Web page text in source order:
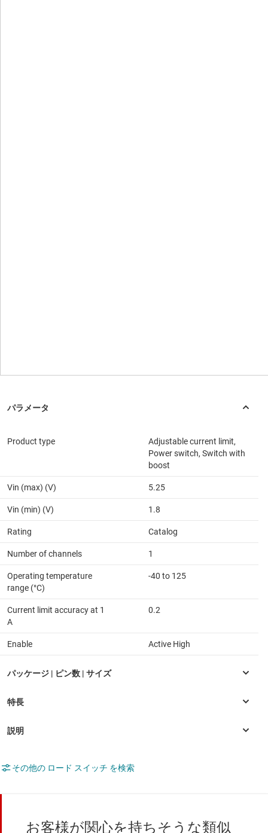
Product type
Adjustable current limit,
Power switch, Switch with
boost
Vin (max) (V) 5.25
Vin (min) (V) 1.8
Rating Catalog
Number of channels 1
Operating temperature
range (°C)
-40 to 125
Current limit accuracy at 1
A
0.2
Enable Active High
その他の ロード スイッチ を検索
お客様が関心を持ちそうな類似